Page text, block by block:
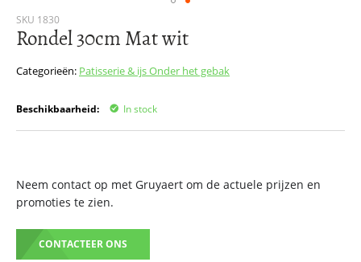
SKU 1830
Rondel 30cm Mat wit
Categorieën: Patisserie & ijsOnder het gebak
Beschikbaarheid: In stock
Neem contact op met Gruyaert om de actuele prijzen en
promoties te zien.
CONTACTEER ONS
Ga
naar
begin
afbeeldingen-
gallerij